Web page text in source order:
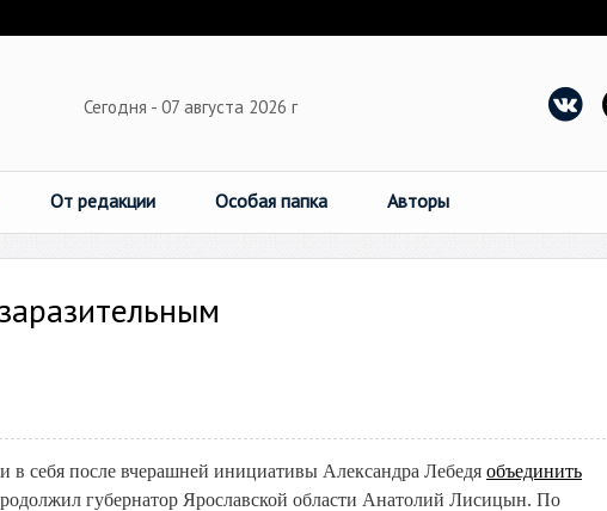
Сегодня - 07 августа 2026 г
От редакции Особая папка Авторы
в себя после вчерашней инициативы Александра Лебедя объединить
губернатор Ярославской области Анатолий Лисицын. По